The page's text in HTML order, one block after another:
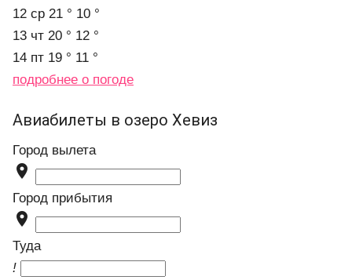
12 ср 21 ° 10 °
13 чт 20 ° 12 °
14 пт 19 ° 11 °
подробнее о погоде
Авиабилеты в озеро Хевиз
Город вылета

Город прибытия

Туда
!